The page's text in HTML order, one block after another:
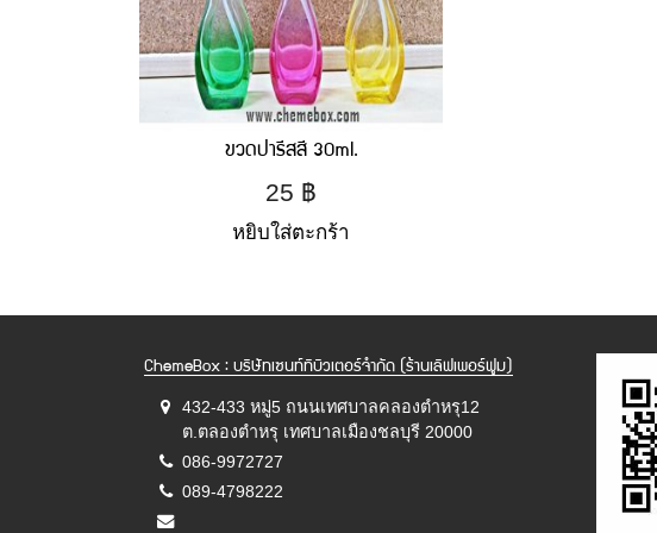
ขวดปารีสสี 30ml.
25 ฿
หยิบใส่ตะกร้า
ChemeBox : บริษัทเซนท์ทิบิวเตอร์จำกัด (ร้านเลิฟเพอร์ฟูม)
432-433 หมู่5 ถนนเทศบาลคลองตำหรุ12
ต.ตลองตำหรุ เทศบาลเมืองชลบุรี 20000
086-9972727
089-4798222